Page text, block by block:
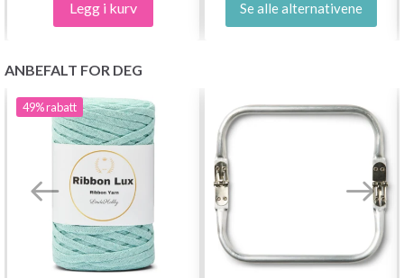
Legg i kurv Se alle alternativene
ANBEFALT FOR DEG
49%rabatt